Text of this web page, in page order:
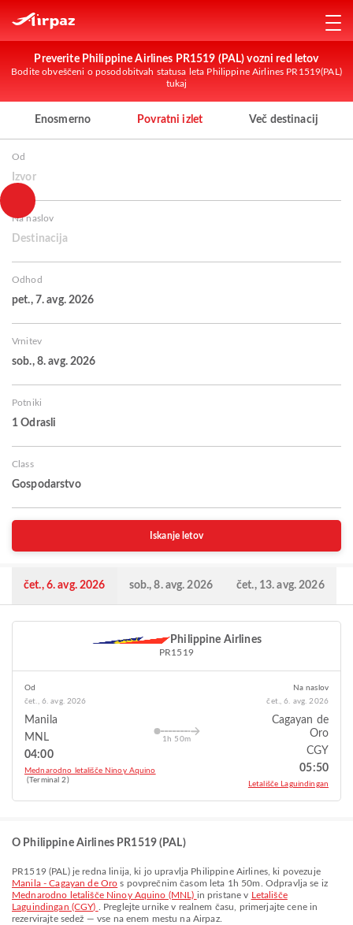
Preverite Philippine Airlines PR1519 (PAL) vozni red letov
Bodite obveščeni o posodobitvah statusa leta Philippine Airlines PR1519(PAL)
tukaj
Enosmerno Povratni izlet Več destinacij
Od
Izvor
Na naslov
Destinacija
Odhod
pet., 7. avg. 2026
Vrnitev
sob., 8. avg. 2026
Potniki
1 Odrasli
Class
Gospodarstvo
Iskanje letov
čet., 6. avg. 2026 sob., 8. avg. 2026 čet., 13. avg. 2026
Philippine Airlines
PR1519
Od
čet., 6. avg. 2026
Manila
MNL
04:00
Mednarodno letališče Ninoy Aquino
(Terminal 2)
1h 50m
Na naslov
čet., 6. avg. 2026
Cagayan de
Oro
CGY
05:50
Letališče Laguindingan
O Philippine Airlines PR1519 (PAL)
PR1519(PAL ) je redna linija, ki jo upravlja Philippine Airlines, ki povezuje
Manila - Cagayan de Oro s povprečnim časom leta 1h 50m
. Odpravlja se iz
Mednarodno letališče Ninoy Aquino (MNL) in pristane v Letališče
Laguindingan (CGY)
. Preglejte urnike v realnem času, primerjajte cene in
rezervirajte sedež — vse na enem mestu na Airpaz.